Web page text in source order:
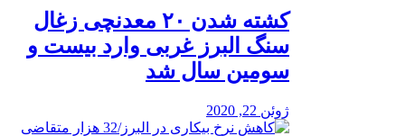
کشته شدن ۲۰ معدنچی زغال
سنگ البرز غربی وارد بیست و
سومین سال شد
ژوئن 22, 2020